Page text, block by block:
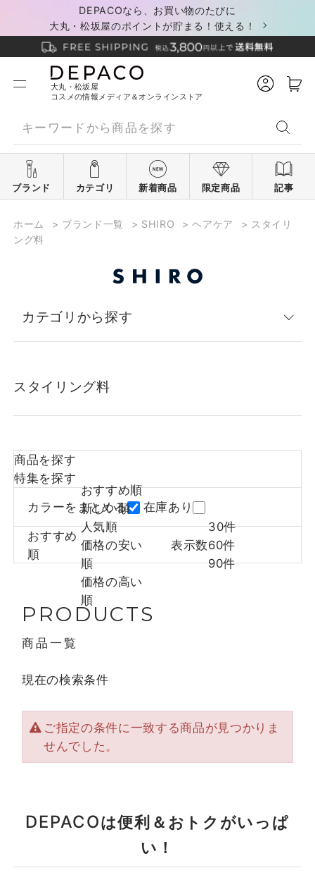
DEPACOなら、お買い物のたびに
大丸・松坂屋のポイントが貯まる！使える！
大丸・松坂屋
コスメの情報メディア＆オンラインストア
ブランド カテゴリ 新着商品 限定商品 記事
ホーム > ブランド一覧 > SHIRO >ヘアケア > スタイリ
ング料
カテゴリから探す
スタイリング料
商品を探す
特集を探す
カラーをまとめる 在庫あり
おすすめ
順
おすすめ順
新しい順
人気順
価格の安い
順
価格の高い
順
表示数
30件
60件
90件
PRODUCTS
商品一覧
現在の検索条件
ご指定の条件に一致する商品が見つかりま
せんでした。
DEPACOは便利＆おトクがいっぱ
い！